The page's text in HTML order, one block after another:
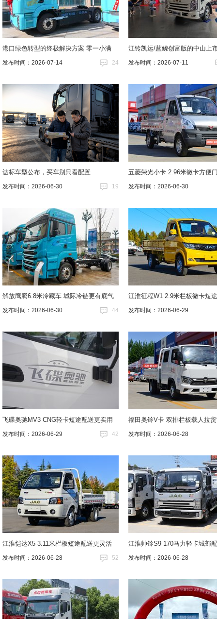
港口绿色转型的终极解决方案 零一小满
发布时间：2026-07-14 24
江铃凯运/蓝鲸创富版的中山上
发布时间：2026-07-11
达标车型公布，买车别只看配置
发布时间：2026-06-30 19
五菱荣光小卡 2.96米微卡方便
发布时间：2026-06-30
解放鹰腾6.8米冷藏车 城际冷链更有底气
发布时间：2026-06-30 44
江淮征程W1 2.9米栏板微卡短
发布时间：2026-06-29
飞碟奥驰MV3 CNG轻卡短途配送更实用
发布时间：2026-06-29 42
福田奥铃V卡 双排栏板载人拉
发布时间：2026-06-28
江淮恺达X5 3.11米栏板短途配送更灵活
发布时间：2026-06-28 52
江淮帅铃S9 170马力轻卡城郊
发布时间：2026-06-28